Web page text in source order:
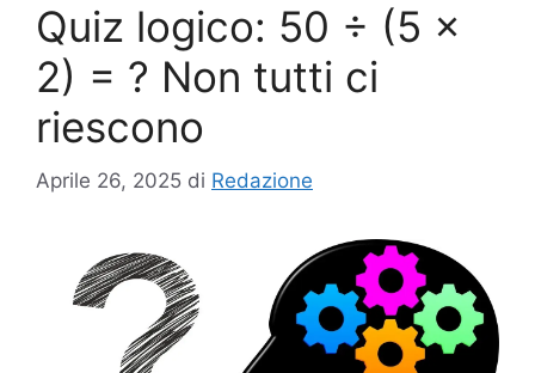
Quiz logico: 50 ÷ (5 ×
2) = ? Non tutti ci
riescono
Aprile 26, 2025 di Redazione